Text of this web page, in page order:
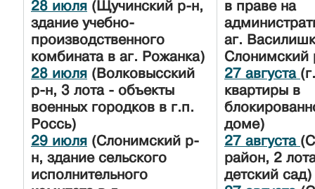
28 июля (Щучинский р-н,
здание учебно-
производственного
комбината в аг. Рожанка)
28 июля (Волковысский
р-н, 3 лота - объекты
военных городков в г.п.
Россь)
29 июля (Слонимский р-
н, здание сельского
исполнительного
в праве на
аг.
Слонимский
27 августа
квартиры в
доме)
27 августа
район, 2
детский сад)